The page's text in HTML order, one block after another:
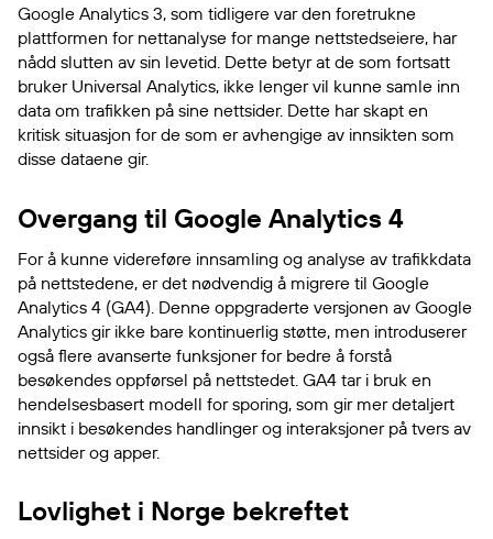
Google Analytics 3, som tidligere var den foretrukne
plattformen for nettanalyse for mange nettstedseiere, har
nådd slutten av sin levetid. Dette betyr at de som fortsatt
bruker Universal Analytics, ikke lenger vil kunne samle inn
data om trafikken på sine nettsider. Dette har skapt en
kritisk situasjon for de som er avhengige av innsikten som
disse dataene gir.
Overgang til Google Analytics 4
For å kunne videreføre innsamling og analyse av trafikkdata
på nettstedene, er det nødvendig å migrere til Google
Analytics 4 (GA4). Denne oppgraderte versjonen av Google
Analytics gir ikke bare kontinuerlig støtte, men introduserer
også flere avanserte funksjoner for bedre å forstå
besøkendes oppførsel på nettstedet. GA4 tar i bruk en
hendelsesbasert modell for sporing, som gir mer detaljert
innsikt i besøkendes handlinger og interaksjoner på tvers av
nettsider og apper.
Lovlighet i Norge bekreftet